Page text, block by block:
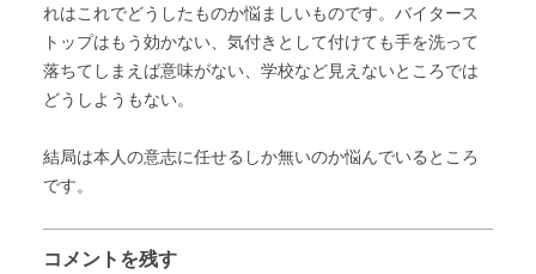
れはこれでどうしたものか悩ましいものです。バイタース
トップはもう効かない、気付きとして付けても手を洗って
落ちてしまえば意味がない、学校など見えないところでは
どうしようもない。
結局は本人の意志に任せるしか無いのか悩んでいるところ
です。
コメントを残す